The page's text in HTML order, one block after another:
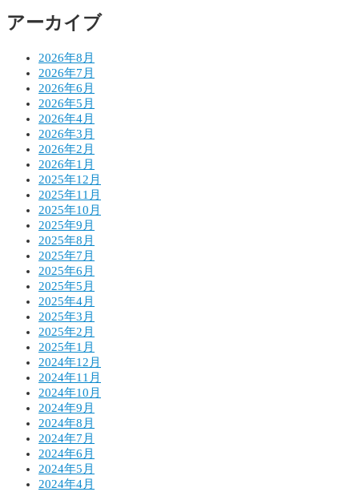
ン
アーカイブ
2026年8月
2026年7月
2026年6月
2026年5月
2026年4月
2026年3月
2026年2月
2026年1月
2025年12月
2025年11月
2025年10月
2025年9月
2025年8月
2025年7月
2025年6月
2025年5月
2025年4月
2025年3月
2025年2月
2025年1月
2024年12月
2024年11月
2024年10月
2024年9月
2024年8月
2024年7月
2024年6月
2024年5月
2024年4月